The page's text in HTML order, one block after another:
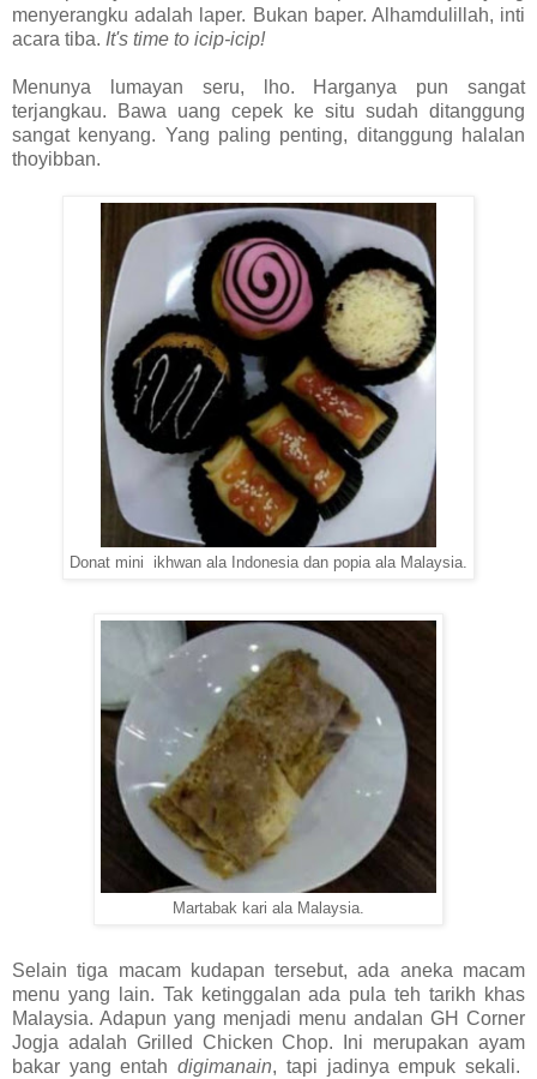
menyerangku adalah laper. Bukan baper. Alhamdulillah, inti
acara tiba. It's time to icip-icip!
Menunya lumayan seru, lho. Harganya pun sangat
terjangkau. Bawa uang cepek ke situ sudah ditanggung
sangat kenyang. Yang paling penting, ditanggung halalan
thoyibban.
Donat mini ikhwan ala Indonesia dan popia ala Malaysia.
Martabak kari ala Malaysia.
Selain tiga macam kudapan tersebut, ada aneka macam
menu yang lain. Tak ketinggalan ada pula teh tarikh khas
Malaysia. Adapun yang menjadi menu andalan GH Corner
Jogja adalah Grilled Chicken Chop. Ini merupakan ayam
bakar yang entahdigimanain, tapi jadinya empuk sekali.